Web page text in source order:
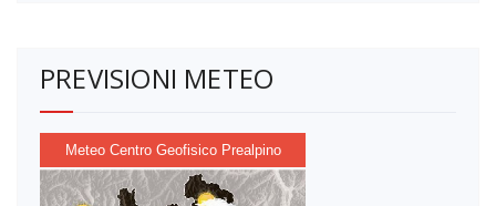
PREVISIONI METEO